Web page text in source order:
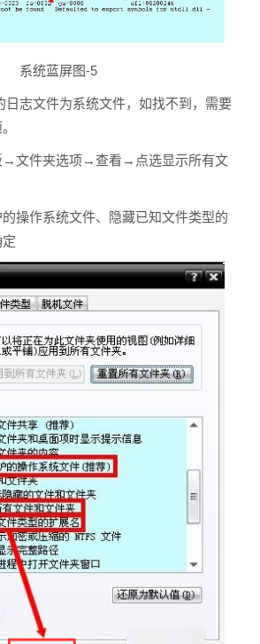
系统蓝屏图-5
日志文件为系统文件，如找不到，需要
文件夹选项→查看→点选显示所有文
操作系统文件、隐藏已知文件类型的